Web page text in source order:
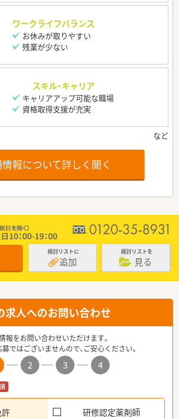
ワークライフバランス
お休みが取りやすい
残業が少ない
スキル・キャリア
キャリアアップ可能な職場
資格取得支援が充実
報について詳しく聞く
検討リストに
追加
検討リストを
見る
求人へのお問い合わせ
報をお問い合わせいただけます。
ではございませんので、ご安心ください。
2 3
4
研修認定薬剤師